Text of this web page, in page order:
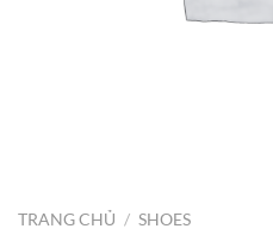
TRANG CHỦ / SHOES